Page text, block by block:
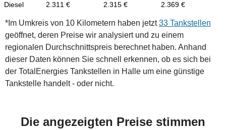
Diesel
2.311 € 2.315 € 2.369 €
*Im Umkreis von 10 Kilometern haben jetzt33 Tankstellen
geöffnet, deren Preise wir analysiert und zu einem
regionalen Durchschnittspreis berechnet haben. Anhand
dieser Daten können Sie schnell erkennen, ob es sich bei
der TotalEnergies Tankstellen in Halle um eine günstige
Tankstelle handelt - oder nicht.
Die angezeigten Preise stimmen